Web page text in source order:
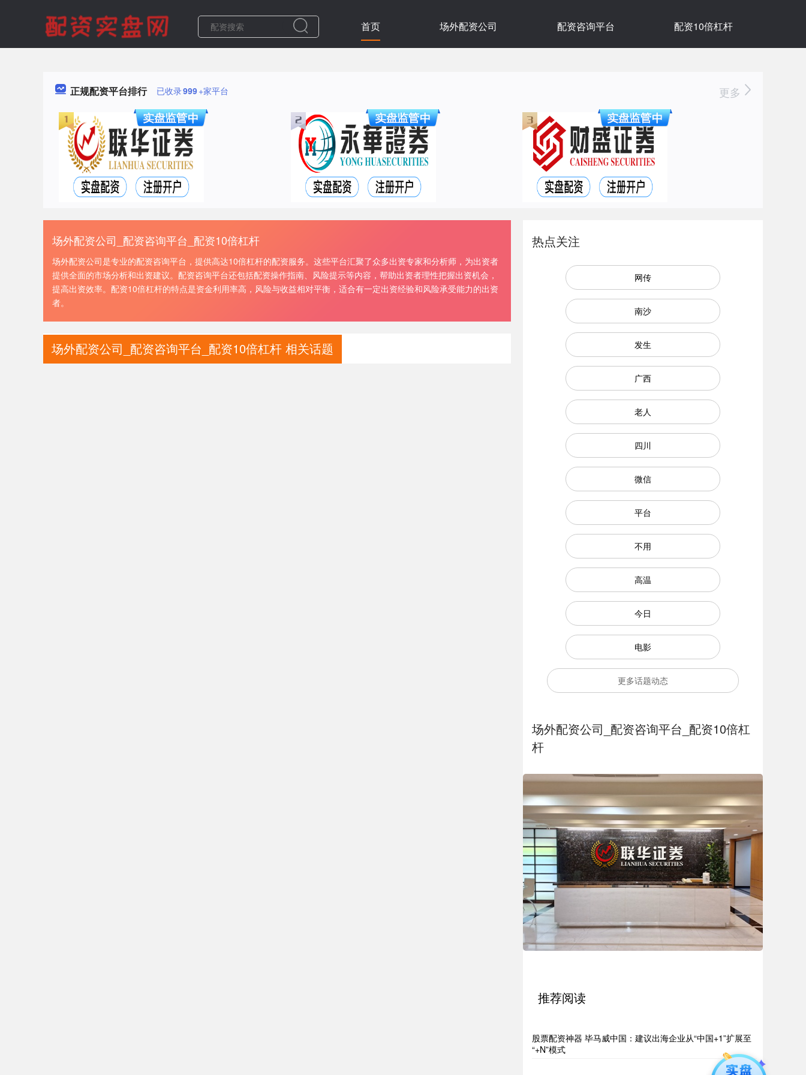
首页 场外配资公司 配资咨询平台 配资10倍杠杆
正规配资平台排行 已收录999+家平台 更多
场外配资公司_配资咨询平台_配资10倍杠杆
场外配资公司是专业的配资咨询平台，提供高达10倍杠杆的配资服务。这些平台汇聚了众多出资专家和分析师，为出资者
提供全面的市场分析和出资建议。配资咨询平台还包括配资操作指南、风险提示等内容，帮助出资者理性把握出资机会，
提高出资效率。配资10倍杠杆的特点是资金利用率高，风险与收益相对平衡，适合有一定出资经验和风险承受能力的出资
者。
场外配资公司_配资咨询平台_配资10倍杠杆 相关话题
热点关注
网传
南沙
发生
广西
老人
四川
微信
平台
不用
高温
今日
电影
更多话题动态
场外配资公司_配资咨询平台_配资10倍杠
杆
推荐阅读
股票配资神器 毕马威中国：建议出海企业从“中国+1”扩展至
“+N”模式